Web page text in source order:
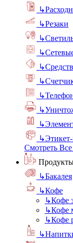
↳
↳Резаки
↳
↳
↳
↳
↳
↳
↳
↳
Смотреть
↳Бакалея
↳Кофе
↳Кофе
↳Кофе
↳Кофе
↳